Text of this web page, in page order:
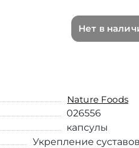
Нет в
Nature Foods
026556
капсулы
Укрепление